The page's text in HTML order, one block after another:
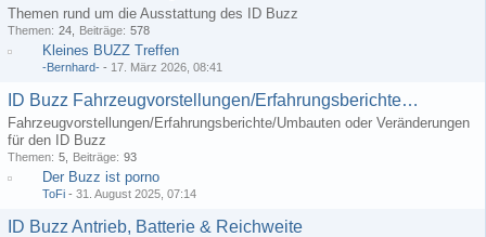
Themen rund um die Ausstattung des ID Buzz
Themen 24 Beiträge 578
Kleines BUZZ Treffen
-Bernhard- - 17. März 2026, 08:41
ID Buzz Fahrzeugvorstellungen/Erfahrungsberichte/Umbauten
Fahrzeugvorstellungen/Erfahrungsberichte/Umbauten oder Veränderungen
für den ID Buzz
Themen 5 Beiträge 93
Der Buzz ist porno
ToFi - 31. August 2025, 07:14
ID Buzz Antrieb, Batterie & Reichweite